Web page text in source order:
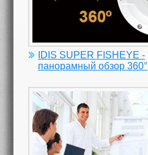
IDIS SUPER FISHEYE -
панорамный обзор 360°